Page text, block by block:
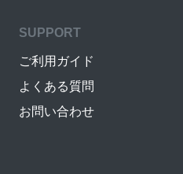
SUPPORT
ご利用ガイド
よくある質問
お問い合わせ